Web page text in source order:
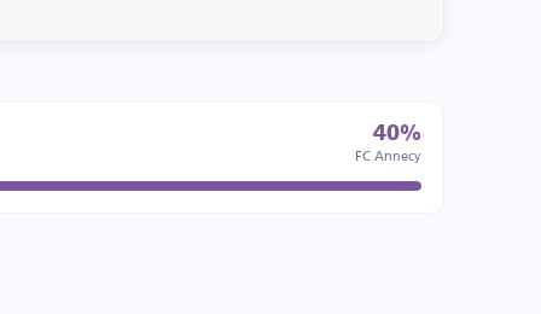
40%
FC Annecy